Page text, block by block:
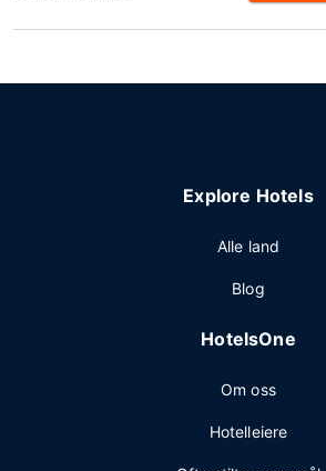
Explore Hotels
Alle land
Blog
HotelsOne
Om oss
Hotelleiere